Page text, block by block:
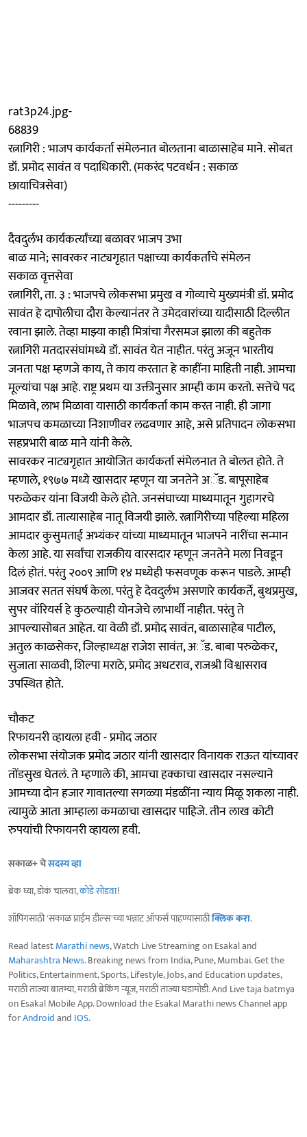
rat3p24.jpg-
68839
रत्नागिरी : भाजप कार्यकर्ता संमेलनात बोलताना बाळासाहेब माने. सोबत
डॉ. प्रमोद सावंत व पदाधिकारी. (मकरंद पटवर्धन : सकाळ
छायाचित्रसेवा)
---------
दैवदुर्लभ कार्यकर्त्यांच्या बळावर भाजप उभा
बाळ माने; सावरकर नाट्यगृहात पक्षाच्या कार्यकर्तांचे संमेलन
सकाळ वृत्तसेवा
रत्नागिरी, ता. ३ : भाजपचे लोकसभा प्रमुख व गोव्याचे मुख्यमंत्री डॉ. प्रमोद
सावंत हे दापोलीचा दौरा केल्यानंतर ते उमेदवारांच्या यादीसाठी दिल्लीत
रवाना झाले. तेव्हा माझ्या काही मित्रांचा गैरसमज झाला की बहुतेक
रत्नागिरी मतदारसंघांमध्ये डॉ. सावंत येत नाहीत. परंतु अजून भारतीय
जनता पक्ष म्हणजे काय, ते काय करतात हे काहींना माहिती नाही. आमचा
मूल्यांचा पक्ष आहे. राष्ट्र प्रथम या उक्तीनुसार आम्ही काम करतो. सत्तेचे पद
मिळावे, लाभ मिळावा यासाठी कार्यकर्ता काम करत नाही. ही जागा
भाजपच कमळाच्या निशाणीवर लढवणार आहे, असे प्रतिपादन लोकसभा
सहप्रभारी बाळ माने यांनी केले.
सावरकर नाट्यगृहात आयोजित कार्यकर्ता संमेलनात ते बोलत होते. ते
म्हणाले, १९७७ मध्ये खासदार म्हणून या जनतेने अॅड. बापूसाहेब
परुळेकर यांना विजयी केले होते. जनसंघाच्या माध्यमातून गुहागरचे
आमदार डॉ. तात्यासाहेब नातू विजयी झाले. रत्नागिरीच्या पहिल्या महिला
आमदार कुसुमताई अभ्यंकर यांच्या माध्यमातून भाजपने नारींचा सन्मान
केला आहे. या सर्वांचा राजकीय वारसदार म्हणून जनतेने मला निवडून
दिलं होतं. परंतु २००९ आणि १४ मध्येही फसवणूक करून पाडले. आम्ही
आजवर सतत संघर्ष केला. परंतु हे देवदुर्लभ असणारे कार्यकर्ते, बुथप्रमुख,
सुपर वॉरियर्स हे कुठल्याही योनजेचे लाभार्थी नाहीत. परंतु ते
आपल्यासोबत आहेत. या वेळी डॉ. प्रमोद सावंत, बाळासाहेब पाटील,
अतुल काळसेकर, जिल्हाध्यक्ष राजेश सावंत, अॅड. बाबा परुळेकर,
सुजाता साळवी, शिल्पा मराठे, प्रमोद अधटराव, राजश्री विश्वासराव
उपस्थित होते.
चौकट
रिफायनरी व्हायला हवी - प्रमोद जठार
लोकसभा संयोजक प्रमोद जठार यांनी खासदार विनायक राऊत यांच्यावर
तोंडसुख घेतलं. ते म्हणाले की, आमचा हक्काचा खासदार नसल्याने
आमच्या दोन हजार गावातल्या सगळ्या मंडळींना न्याय मिळू शकला नाही.
त्यामुळे आता आम्हाला कमळाचा खासदार पाहिजे. तीन लाख कोटी
रुपयांची रिफायनरी व्हायला हवी.
सकाळ+ चेसदस्य व्हा
ब्रेक घ्या, डोकं चालवा,कोडे सोडवा!
शॉपिंगसाठी 'सकाळ प्राईम डील्स'च्या भन्नाट ऑफर्स पाहण्यासाठीक्लिक करा.
Read latestMarathi news, Watch Live Streaming on Esakal and
Maharashtra News. Breaking news from India, Pune, Mumbai. Get the
Politics, Entertainment, Sports, Lifestyle, Jobs, and Education updates,
मराठी ताज्या बातम्या, मराठी ब्रेकिंग न्यूज, मराठी ताज्या घडामोडी. And Live taja batmya
on Esakal Mobile App. Download the Esakal Marathi news Channel app
forAndroidand IOS.